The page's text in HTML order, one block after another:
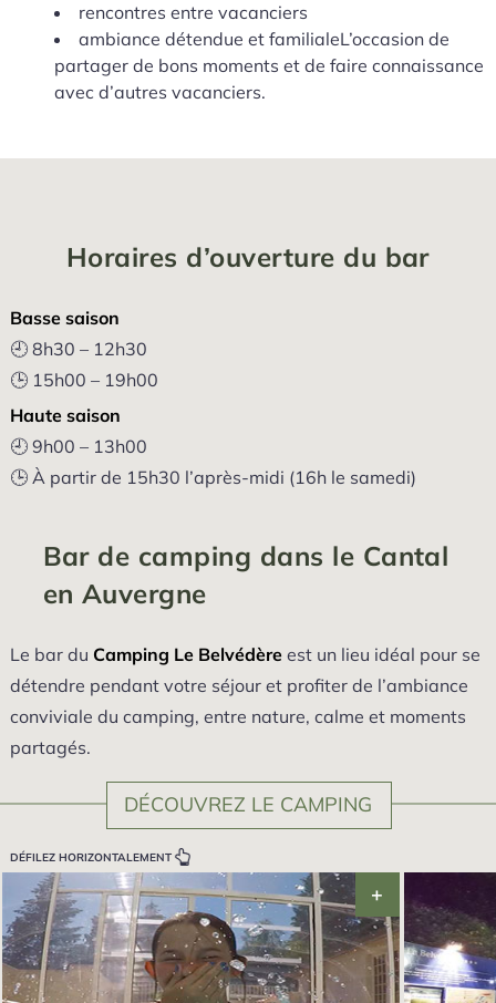
rencontres entre vacanciers
ambiance détendue et familialeL’occasion de
partager de bons moments et de faire connaissance
avec d’autres vacanciers.
Horaires d’ouverture du bar
Basse saison
🕘 8h30 – 12h30
🕒 15h00 – 19h00
Haute saison
🕘 9h00 – 13h00
🕒 À partir de 15h30 l’après-midi (16h le samedi)
Bar de camping dans le Cantal
en Auvergne
Le bar du Camping Le Belvédèreest un lieu idéal pour se
détendre pendant votre séjour et profiter de l’ambiance
conviviale du camping, entre nature, calme et moments
partagés.
DÉCOUVREZ LE CAMPING
DÉFILEZ HORIZONTALEMENT